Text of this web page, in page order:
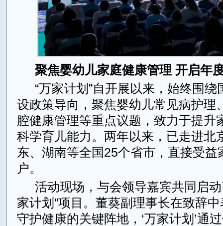
聚焦婴幼儿家庭健康管理 开启年
“万家计划”自开展以来，始终围
设政策导向，聚焦婴幼儿常见病护理
腔健康管理等重点议题，致力于提升
科学育儿能力。两年以来，已走进北
东、湖南等全国25个省市，直接受益
户。
活动现场，与会领导嘉宾共同启
家计划”项目。董葵副理事长在致辞中
守护健康的关键阵地，‘万家计划’通